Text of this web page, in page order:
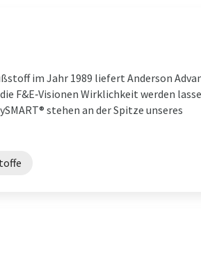
im Jahr 1989 liefert Anderson
F&E‑Visionen Wirklichkeit werden
stehen an der Spitze unseres